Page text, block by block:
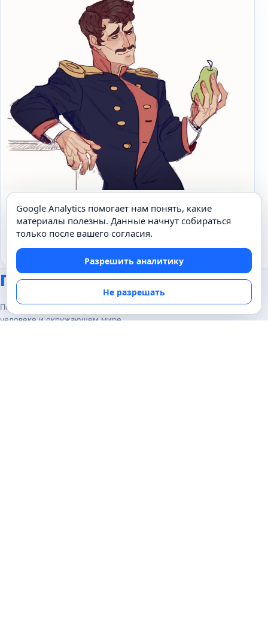
ЛИТЕРАТУРА
Почему Печорин антигерой?
03.04.2020
Почемуха.ру
Понятные ответы на любопытные вопросы о
человеке и окружающем мире.
Google Analytics помогает нам понять, какие
материалы полезны. Данные начнут собираться
только после вашего согласия.
Разрешить аналитику
Не разрешать